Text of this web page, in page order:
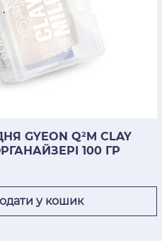
GYEON Q²M CLAY
100 ГР
у кошик